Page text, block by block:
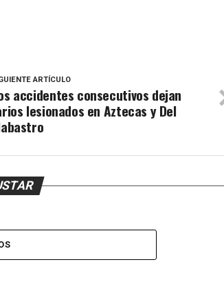
ARTÍCULO
accidentes consecutivos dejan
lesionados en Aztecas y Del